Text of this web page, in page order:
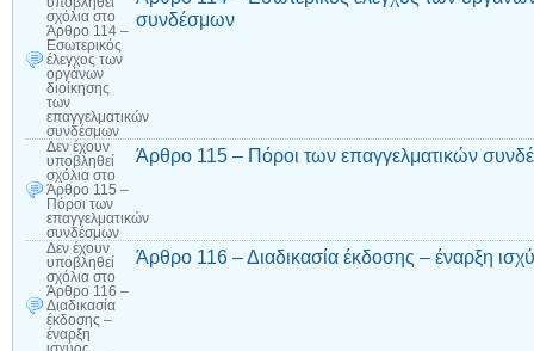
σχόλια στο
Άρθρο 114 –
Εσωτερικός
έλεγχος των
οργάνων
διοίκησης
των
επαγγελματικών
συνδέσμων
συνδέσμων
Δεν έχουν
υποβληθεί
σχόλια στο
Άρθρο 115 –
Πόροι των
επαγγελματικών
συνδέσμων
Άρθρο 115 – Πόροι των επαγγελματικών
Δεν έχουν
υποβληθεί
σχόλια στο
Άρθρο 116 –
Διαδικασία
έκδοσης –
έναρξη
Άρθρο 116 – Διαδικασία έκδοσης – έναρξη